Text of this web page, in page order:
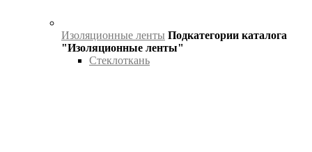
Изоляционные ленты Подкатегории каталога
"Изоляционные ленты"
Стеклоткань